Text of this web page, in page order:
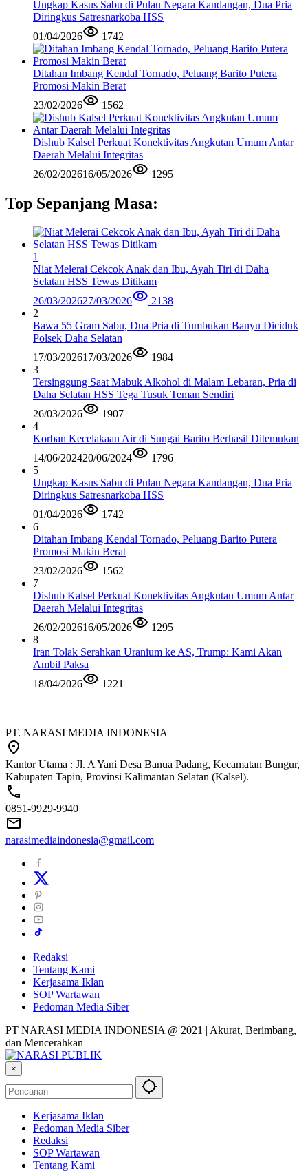
Ungkap Kasus Sabu di Pulau Negara Kandangan, Dua Pria
Diringkus Satresnarkoba HSS
01/04/2026
1742
Ditahan Imbang Kendal Tornado, Peluang Barito Putera
Promosi Makin Berat
23/02/2026
1562
Dishub Kalsel Perkuat Konektivitas Angkutan Umum Antar
Daerah Melalui Integritas
26/02/202616/05/2026 1295
Top Sepanjang Masa:
1
Niat Melerai Cekcok Anak dan Ibu, Ayah Tiri di Daha
Selatan HSS Tewas Ditikam
26/03/202627/03/2026
2138
2
Bawa 55 Gram Sabu, Dua Pria di Tumbukan Banyu Diciduk
Polsek Daha Selatan
17/03/202617/03/2026
1984
3
Tersinggung Saat Mabuk Alkohol di Malam Lebaran, Pria di
Daha Selatan HSS Tega Tusuk Teman Sendiri
26/03/2026
1907
4
Korban Kecelakaan Air di Sungai Barito Berhasil Ditemukan
14/06/202420/06/2024
1796
5
Ungkap Kasus Sabu di Pulau Negara Kandangan, Dua Pria
Diringkus Satresnarkoba HSS
01/04/2026
1742
6
Ditahan Imbang Kendal Tornado, Peluang Barito Putera
Promosi Makin Berat
23/02/2026
1562
7
Dishub Kalsel Perkuat Konektivitas Angkutan Umum Antar
Daerah Melalui Integritas
26/02/202616/05/2026
1295
8
Iran Tolak Serahkan Uranium ke AS, Trump: Kami Akan
Ambil Paksa
18/04/2026
1221
PT. NARASI MEDIA INDONESIA
Kantor Utama : Jl. A Yani Desa Banua Padang, Kecamatan Bungur,
Kabupaten Tapin, Provinsi Kalimantan Selatan (Kalsel).
0851-9929-9940
narasimediaindonesia@gmail.com
Redaksi
Tentang Kami
Kerjasama Iklan
SOP Wartawan
Pedoman Media Siber
PT NARASI MEDIA INDONESIA @ 2021 | Akurat, Berimbang,
dan Mencerahkan
×
Kerjasama Iklan
Pedoman Media Siber
Redaksi
SOP Wartawan
Tentang Kami